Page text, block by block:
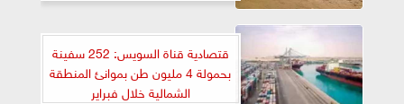
قتصادية قناة السويس: 252 سفينة
بحمولة 4 مليون طن بموانئ المنطقة
الشمالية خلال فبراير